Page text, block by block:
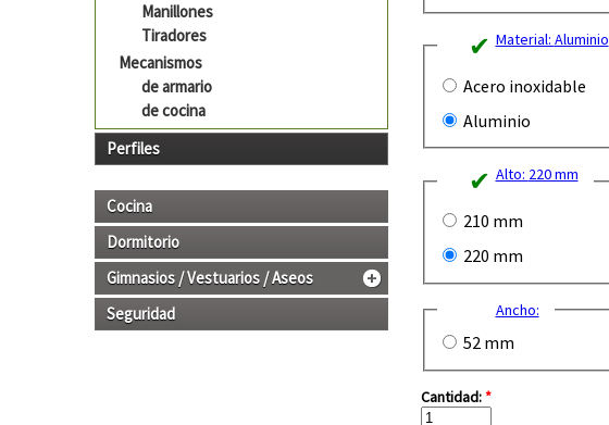
Manillones
Tiradores
Mecanismos
de armario
de cocina
Perfiles
Cocina
Dormitorio
Gimnasios / Vestuarios / Aseos
Seguridad
Material: Aluminio
Acero inoxidable
Aluminio
Alto: 220 mm
210 mm
220 mm
Ancho:
52 mm
Cantidad:*